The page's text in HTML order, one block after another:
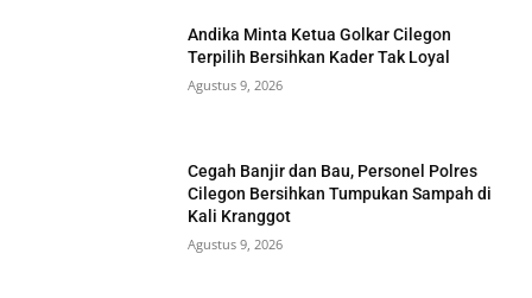
Andika Minta Ketua Golkar Cilegon
Terpilih Bersihkan Kader Tak Loyal
Agustus 9, 2026
Cegah Banjir dan Bau, Personel Polres
Cilegon Bersihkan Tumpukan Sampah di
Kali Kranggot
Agustus 9, 2026